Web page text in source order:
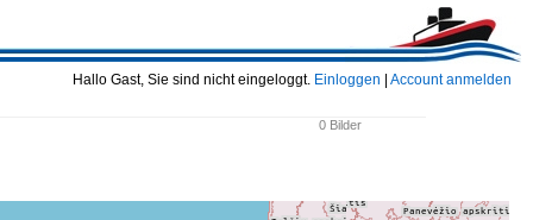
Hallo Gast, Sie sind nicht eingeloggt. Einloggen Account anmelden
0 Bilder